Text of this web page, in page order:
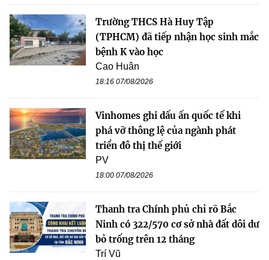
Trường THCS Hà Huy Tập
(TPHCM) đã tiếp nhận học sinh mắc
bệnh K vào học
Cao Huân
18:16 07/08/2026
Vinhomes ghi dấu ấn quốc tế khi
phá vỡ thông lệ của ngành phát
triển đô thị thế giới
PV
18:00 07/08/2026
Thanh tra Chính phủ chỉ rõ Bắc
Ninh có 322/570 cơ sở nhà đất dôi dư
bỏ trống trên 12 tháng
Trí Vũ